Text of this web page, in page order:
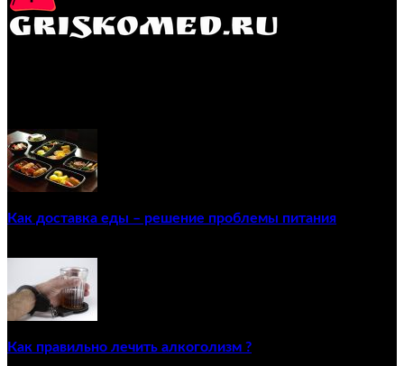
Как доставка еды – решение проблемы питания
Как правильно лечить алкоголизм ?